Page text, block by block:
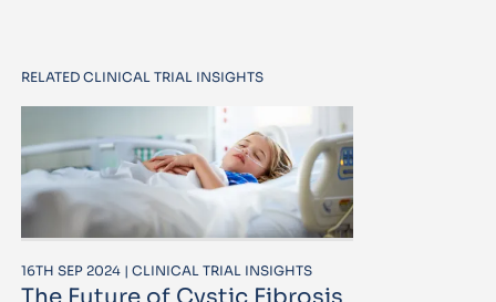
RELATED CLINICAL TRIAL INSIGHTS
16TH SEP 2024 | CLINICAL TRIAL INSIGHTS